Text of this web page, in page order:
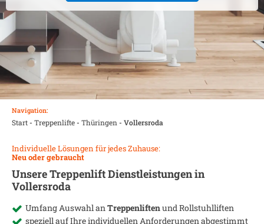
Navigation:
Start- Treppenlifte- Thüringen - Vollersroda
Individuelle Lösungen für jedes Zuhause:
Neu oder gebraucht
Unsere Treppenlift Dienstleistungen in
Vollersroda
Umfang Auswahl anTreppenliftenund Rollstuhlliften
speziell auf Ihre individuellen Anforderungen abgestimmt